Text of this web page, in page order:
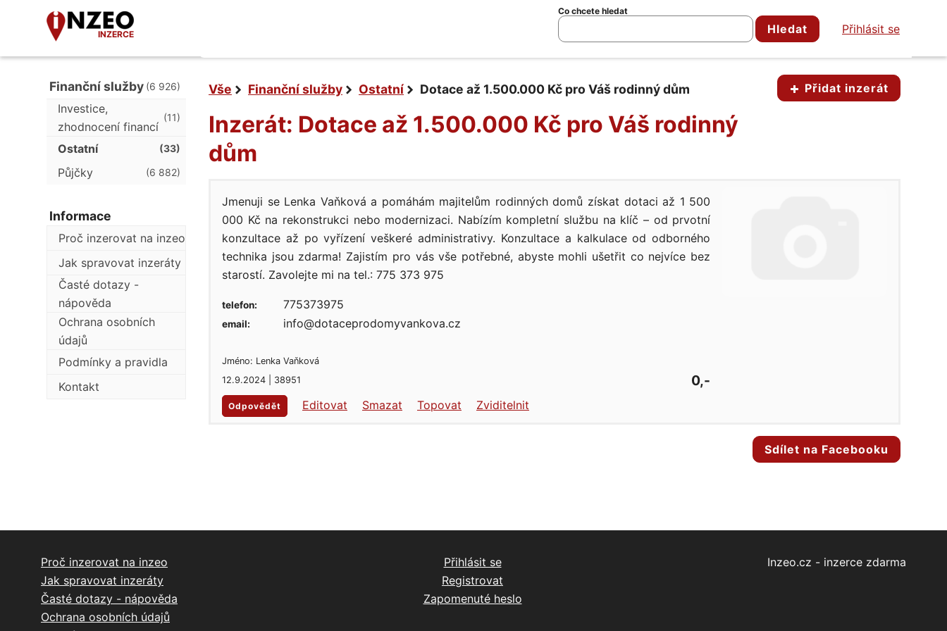
INZERCE
Co chcete hledat
Hledat Přihlásit se
Přidat inzerát
Vše Finanční služby Ostatní Dotace až 1.500.000 Kč pro Váš rodinný dům
Inzerát: Dotace až 1.500.000 Kč pro Váš rodinný
dům
Jmenuji se Lenka Vaňková a pomáhám majitelům rodinných domů získat dotaci až 1 500
000 Kč na rekonstrukci nebo modernizaci. Nabízím kompletní službu na klíč – od prvotní
konzultace až po vyřízení veškeré administrativy. Konzultace a kalkulace od odborného
technika jsou zdarma! Zajistím pro vás vše potřebné, abyste mohli ušetřit co nejvíce bez
starostí. Zavolejte mi na tel.: 775 373 975
Jméno: Lenka Vaňková
12.9.2024 | 38951
0,-
telefon: 775373975
email: info@dotaceprodomyvankova.cz
Odpovědět Editovat Smazat Topovat Zviditelnit
Sdílet na Facebooku
Finanční služby (6 926)
Investice,
zhodnocení financí
(11)
Ostatní (33)
Půjčky (6 882)
Informace
Proč inzerovat na inzeo
Jak spravovat inzeráty
Časté dotazy -
nápověda
Ochrana osobních
údajů
Podmínky a pravidla
Kontakt
Proč inzerovat na inzeo
Jak spravovat inzeráty
Časté dotazy - nápověda
Ochrana osobních údajů
Přihlásit se
Registrovat
Zapomenuté heslo
Inzeo.cz - inzerce zdarma